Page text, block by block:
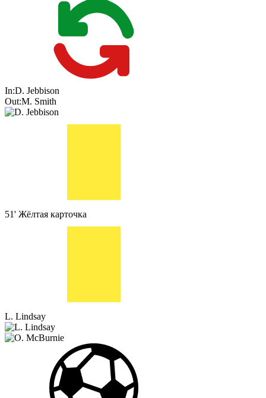
In:D. Jebbison
Out:M. Smith
51' Жёлтая карточка
L. Lindsay